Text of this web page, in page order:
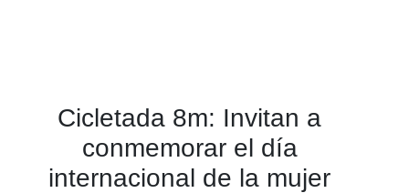
Cicletada 8m: Invitan a
conmemorar el día
internacional de la mujer